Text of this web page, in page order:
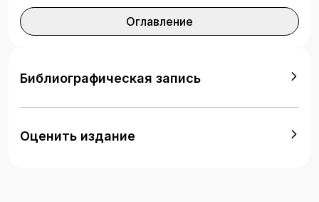
роль в процессе его общекультурной
самоидентификации. Для преподавателей и
экономические дисциплины.
Оглавление
Библиографическая запись
Оценить издание